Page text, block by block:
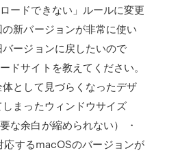
ードできない」ルールに変更
新バージョンが非常に使い
ージョンに戻したいので
ドサイトを教えてください。
として見づらくなったデザ
まったウィンドウサイズ
な余白が縮められない） ・
するmacOSのバージョンが